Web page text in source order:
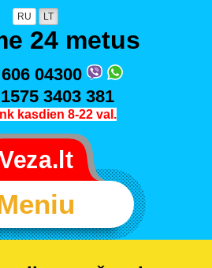
RU LT
24 metus
04300
3403 381
kasdien 8-22 val.